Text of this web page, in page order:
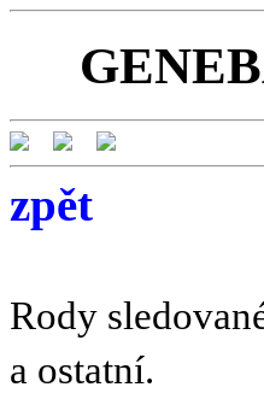
zpět
Rody
a ostatní.